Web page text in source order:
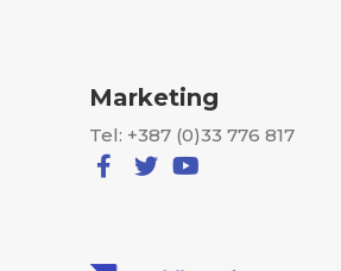
Marketing
Tel: +387 (0)33 776 817